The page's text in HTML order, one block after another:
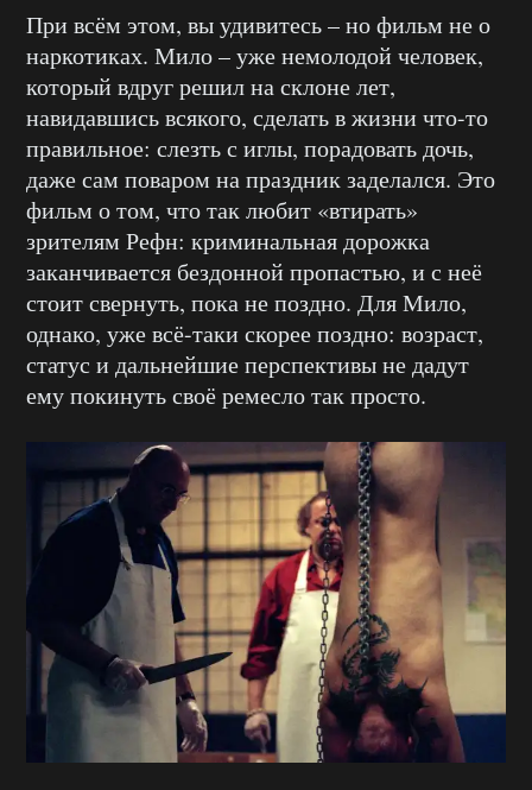
При всём этом, вы удивитесь – но фильм не о
наркотиках. Мило – уже немолодой человек,
который вдруг решил на склоне лет,
навидавшись всякого, сделать в жизни что-то
правильное: слезть с иглы, порадовать дочь,
даже сам поваром на праздник заделался. Это
фильм о том, что так любит «втирать»
зрителям Рефн: криминальная дорожка
заканчивается бездонной пропастью, и с неё
стоит свернуть, пока не поздно. Для Мило,
однако, уже всё-таки скорее поздно: возраст,
статус и дальнейшие перспективы не дадут
ему покинуть своё ремесло так просто.